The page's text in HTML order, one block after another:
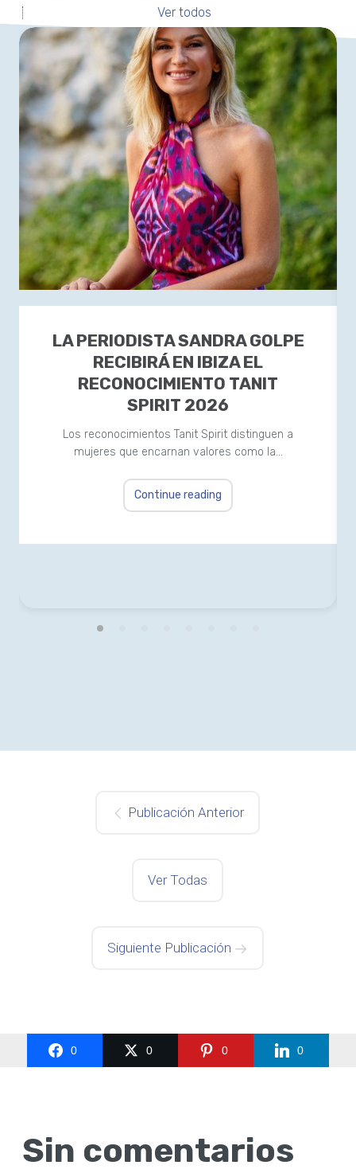
Ver todos
LA PERIODISTA SANDRA GOLPE
RECIBIRÁ EN IBIZA EL
RECONOCIMIENTO TANIT
SPIRIT 2026
Los reconocimientos Tanit Spirit distinguen a
mujeres que encarnan valores como la…
Continue reading
Publicación Anterior
Ver Todas
Siguiente Publicación
0 0 0 0
Sin comentarios